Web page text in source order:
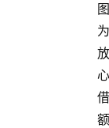
图
为
放
心
借
额